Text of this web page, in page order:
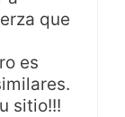
que
es
sitio!!!